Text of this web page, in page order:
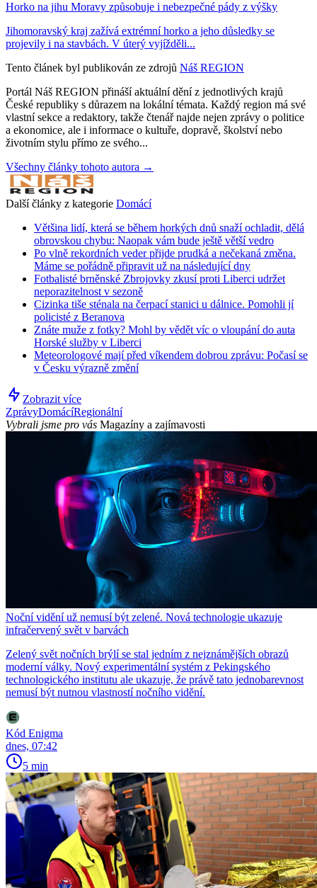
Horko na jihu Moravy způsobuje i nebezpečné pády z výšky
Jihomoravský kraj zažívá extrémní horko a jeho důsledky se
projevily i na stavbách. V úterý vyjížděli...
Tento článek byl publikován ze zdrojů Náš REGION
Portál Náš REGION přináší aktuální dění z jednotlivých krajů
České republiky s důrazem na lokální témata. Každý region má své
vlastní sekce a redaktory, takže čtenář najde nejen zprávy o politice
a ekonomice, ale i informace o kultuře, dopravě, školství nebo
životním stylu přímo ze svého...
Všechny články tohoto autora →
Další články z kategorie Domácí
Většina lidí, která se během horkých dnů snaží ochladit, dělá
obrovskou chybu: Naopak vám bude ještě větší vedro
Po vlně rekordních veder přijde prudká a nečekaná změna.
Máme se pořádně připravit už na následující dny
Fotbalisté brněnské Zbrojovky zkusí proti Liberci udržet
neporazitelnost v sezoně
Cizinka tiše sténala na čerpací stanici u dálnice. Pomohli jí
policisté z Beranova
Znáte muže z fotky? Mohl by vědět víc o vloupání do auta
Horské služby v Liberci
Meteorologové mají před víkendem dobrou zprávu: Počasí se
v Česku výrazně změní
Zobrazit více
ZprávyDomácíRegionální
Vybrali jsme pro vás Magazíny a zajímavosti
Noční vidění už nemusí být zelené. Nová technologie ukazuje
infračervený svět v barvách
Zelený svět nočních brýlí se stal jedním z nejznámějších obrazů
moderní války. Nový experimentální systém z Pekingského
technologického institutu ale ukazuje, že právě tato jednobarevnost
nemusí být nutnou vlastností nočního vidění.
Kód Enigma
dnes, 07:42
5 min